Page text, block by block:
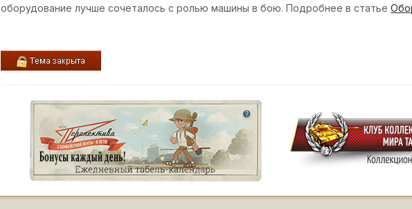
оборудование лучше сочеталось с ролью машины в бою. Подробнее в статье